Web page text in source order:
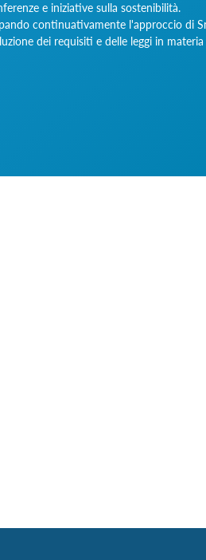
e iniziative sulla sostenibilità.
continuativamente l'approccio di
dei requisiti e delle leggi in